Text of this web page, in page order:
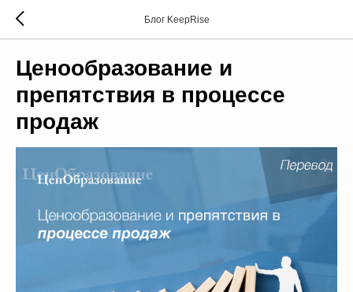
Блог KeepRise
Ценообразование и
препятствия в процессе
продаж